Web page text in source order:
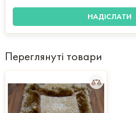
Переглянуті товари